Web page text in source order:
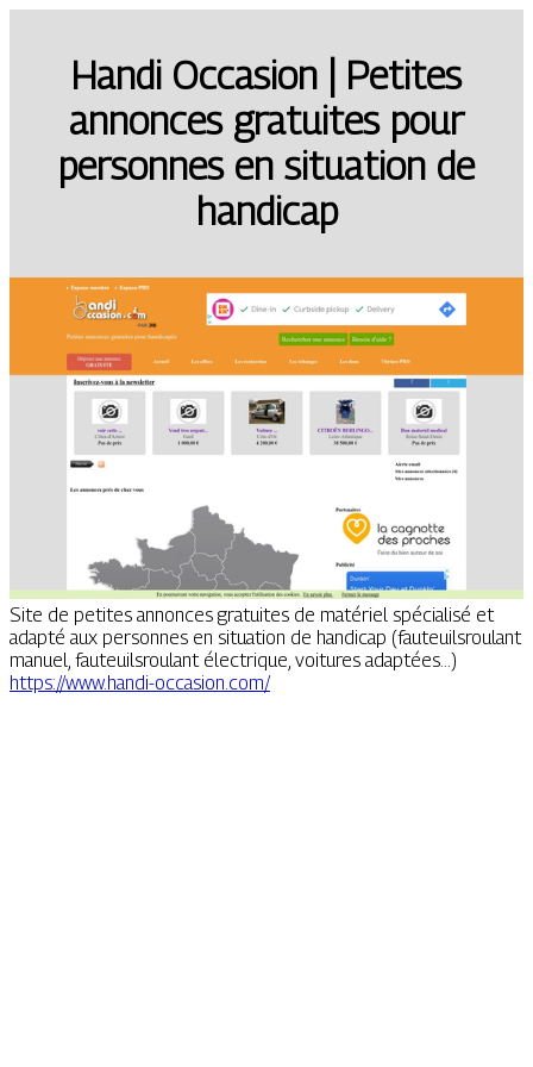
Handi Occasion | Petites
annonces gratuites pour
personnes en situation de
handicap
Site de petites annonces gratuites de matériel spécialisé et
adapté aux personnes en situation de handicap (fauteuilsroulant
manuel, fauteuilsroulant électrique, voitures adaptées...)
https://www.handi-occasion.com/